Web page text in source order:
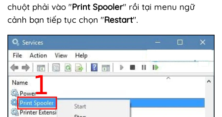
chuột phải vào "Print Spooler" rồi tại menu ngữ
cảnh bạn tiếp tục chọn "Restart".